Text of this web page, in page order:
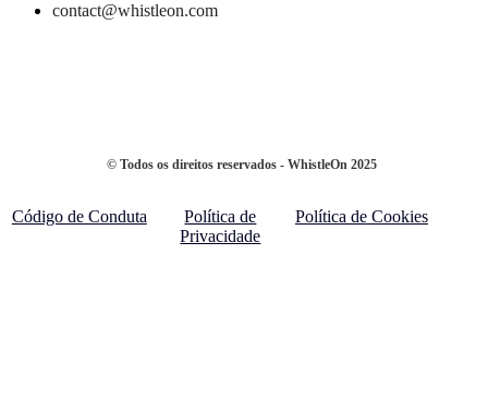
contact@whistleon.com
© Todos os direitos reservados - WhistleOn 2025
Código de Conduta
Política de
Privacidade
Política de Cookies